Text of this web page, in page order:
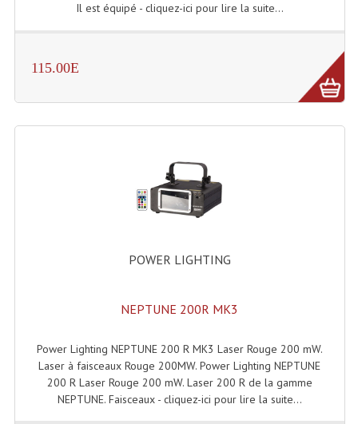
Enceintes Monitoring
Filtres Actifs, Correcteurs
Filtres Passifs
Haut-Parleurs Amplis Guitare
Moteurs Pavillons Pour Enceinte
Il est équipé - cliquez-ici pour lire la suite...
115.00E
POWER LIGHTING
NEPTUNE 200R MK3
Power Lighting NEPTUNE 200 R MK3 Laser Rouge 200 mW.
Laser à faisceaux Rouge 200MW. Power Lighting NEPTUNE
200 R Laser Rouge 200 mW. Laser 200 R de la gamme
NEPTUNE. Faisceaux - cliquez-ici pour lire la suite...